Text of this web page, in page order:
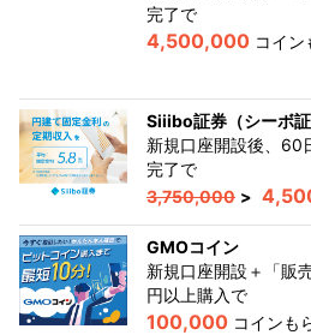
完了で
4,500,000 コイン
Siiibo証券（シーボ
新規口座開設後、60
完了で
3,750,000 >
GMOコイン
新規口座開設＋「販
円以上購入 で
100,000 コインも